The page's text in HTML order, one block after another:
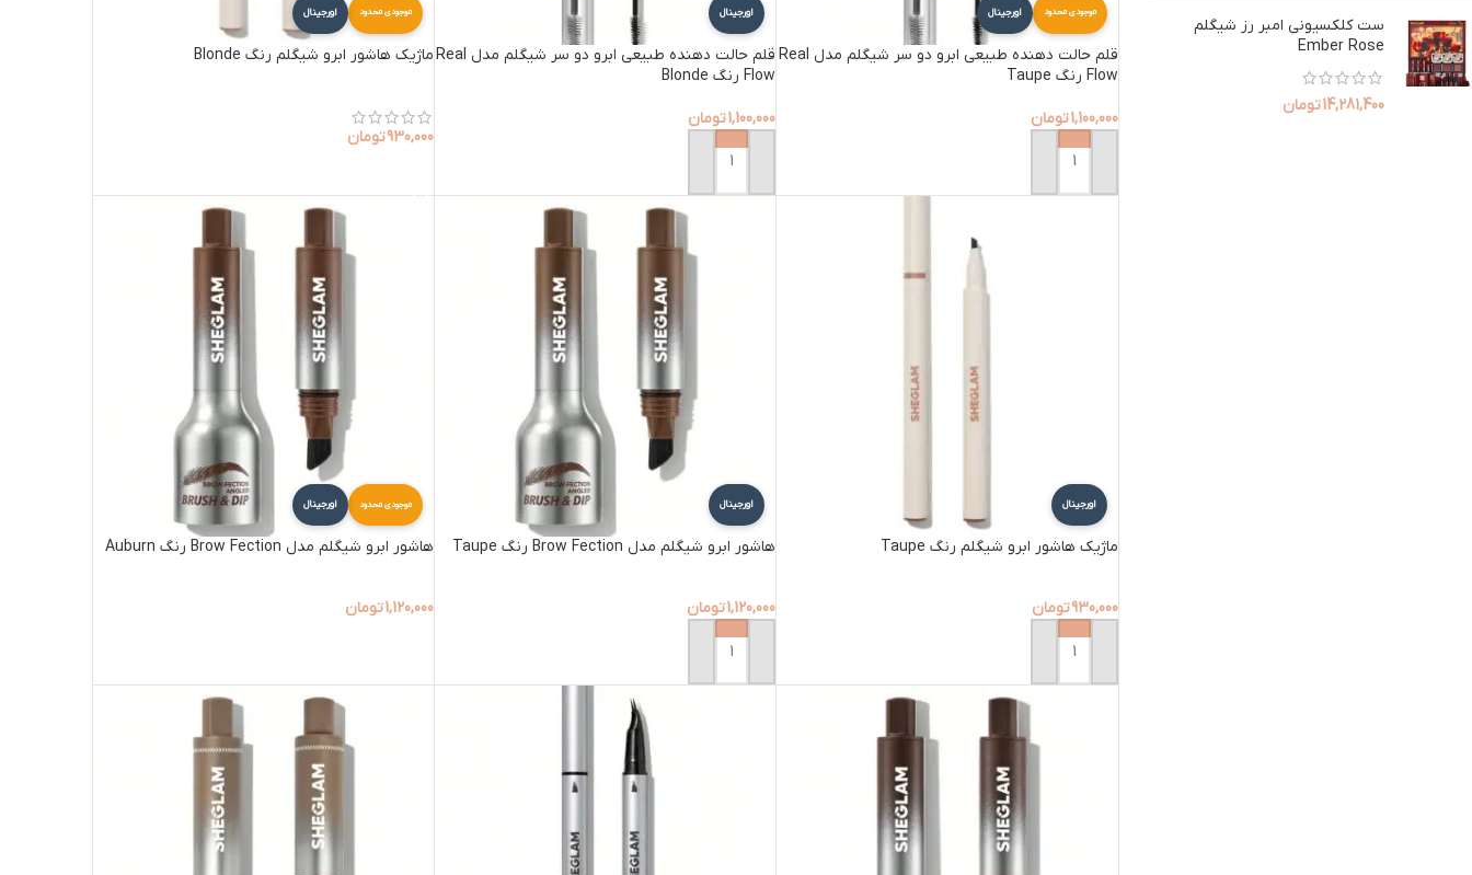
ست کلکسیونی امبر رز شیگلم
Ember Rose
14,281,400تومان
موجودی محدود اورجینال
قلم حالت دهنده طبیعی ابرو دو سر شیگلم مدل Real
Flow رنگ Taupe
1,100,000تومان
افزودن به سبد خرید
اورجینال
قلم حالت دهنده طبیعی ابرو دو سر شیگلم مدل Real
Flow رنگ Blonde
1,100,000تومان
افزودن به سبد خرید
موجودی محدود اورجینال
ماژیک هاشور ابرو شیگلم رنگ Blonde
930,000تومان
اورجینال
ماژیک هاشور ابرو شیگلم رنگ Taupe
930,000تومان
افزودن به سبد خرید
اورجینال
هاشور ابرو شیگلم مدل Brow Fection رنگ Taupe
1,120,000تومان
افزودن به سبد خرید
موجودی محدود اورجینال
هاشور ابرو شیگلم مدل Brow Fection رنگ Auburn
1,120,000تومان